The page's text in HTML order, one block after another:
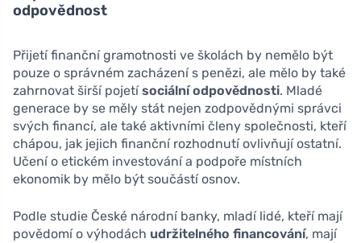
odpovědnost
Přijetí finanční gramotnosti ve školách by nemělo být
pouze o správném zacházení s penězi, ale mělo by také
zahrnovat širší pojetísociální odpovědnosti. Mladé
generace by se měly stát nejen zodpovědnými správci
svých financí, ale také aktivními členy společnosti, kteří
chápou, jak jejich finanční rozhodnutí ovlivňují ostatní.
Učení o etickém investování a podpoře místních
ekonomik by mělo být součástí osnov.
Podle studie České národní banky, mladí lidé, kteří mají
povědomí o výhodách udržitelného financování, mají